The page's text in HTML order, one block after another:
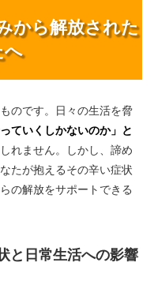
から解放された
へ
のです。日々の生活を脅
ていくしかないのか」と
れません。しかし、諦め
たが抱えるその辛い症状
の解放をサポートできる
と日常生活への影響